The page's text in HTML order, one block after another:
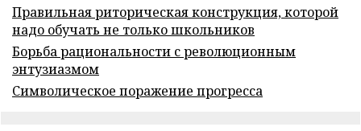
Правильная риторическая конструкция, которой
надо обучать не только школьников
Борьба рациональности с революционным
энтузиазмом
Символическое поражение прогресса